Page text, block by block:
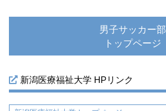
男子サッカー部
トップページ
新潟医療福祉大学 HPリンク